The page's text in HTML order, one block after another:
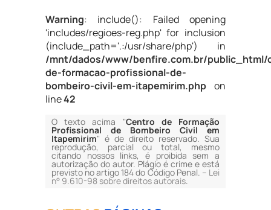
Warning: include(): Failed opening
'includes/regioes-reg.php' for inclusion
(include_path='.:/usr/share/php') in
/mnt/dados/www/benfire.com.br/public_html/
de-formacao-profissional-de-
bombeiro-civil-em-itapemirim.phpon
line42
O texto acima "Centro de Formação
Profissional de Bombeiro Civil em
Itapemirim" é de direito reservado. Sua
reprodução, parcial ou total, mesmo
citando nossos links, é proibida sem a
autorização do autor. Plágio é crime e está
previsto no artigo 184 do Código Penal. – Lei
n° 9.610-98 sobre direitos autorais.